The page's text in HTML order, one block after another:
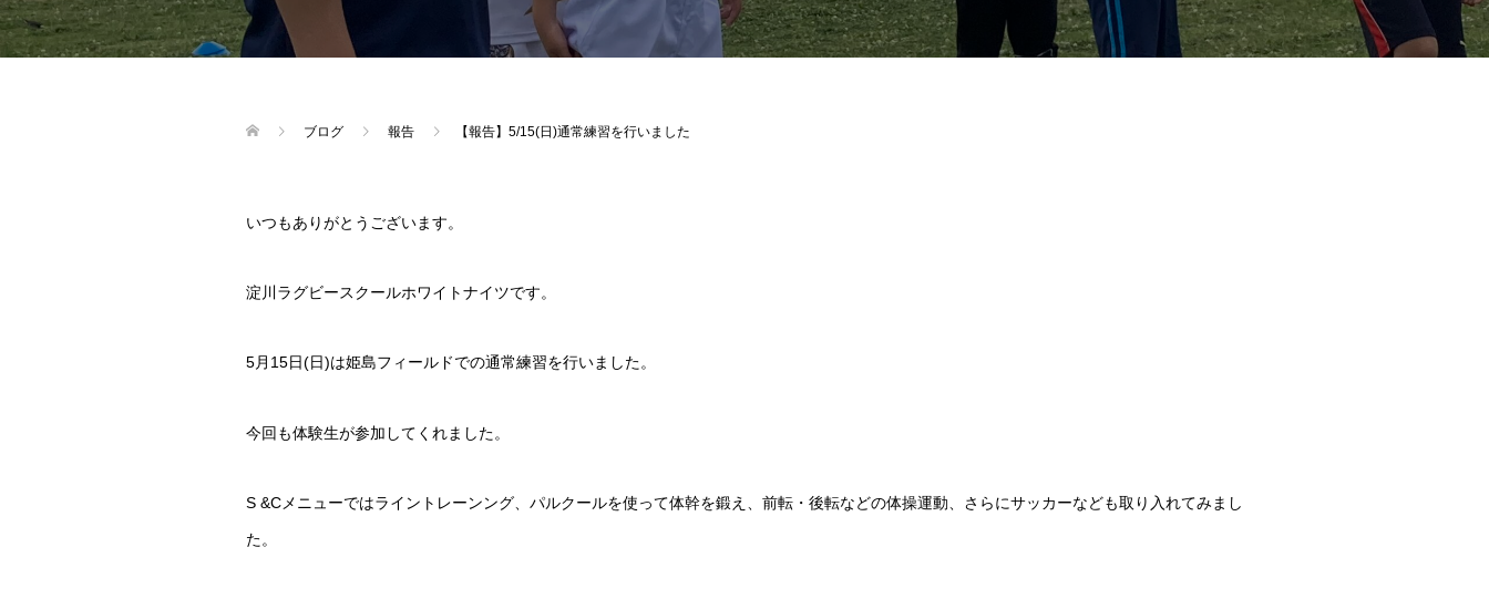
ブログ 報告 【報告】5/15(日)通常練習を行いました
いつもありがとうございます。
淀川ラグビースクールホワイトナイツです。
5月15日(日)は姫島フィールドでの通常練習を行いました。
今回も体験生が参加してくれました。
S &Cメニューではライントレーンング、パルクールを使って体幹を鍛え、前転・後転などの体操運動、さらにサッカーなども取り入れてみまし
た。